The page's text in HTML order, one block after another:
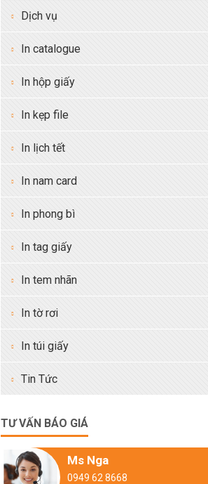
Dịch vụ
In catalogue
In hộp giấy
In kẹp file
In lịch tết
In nam card
In phong bì
In tag giấy
In tem nhãn
In tờ rơi
In túi giấy
Tin Tức
TƯ VẤN BÁO GIÁ
Ms Nga
0949 62 8668